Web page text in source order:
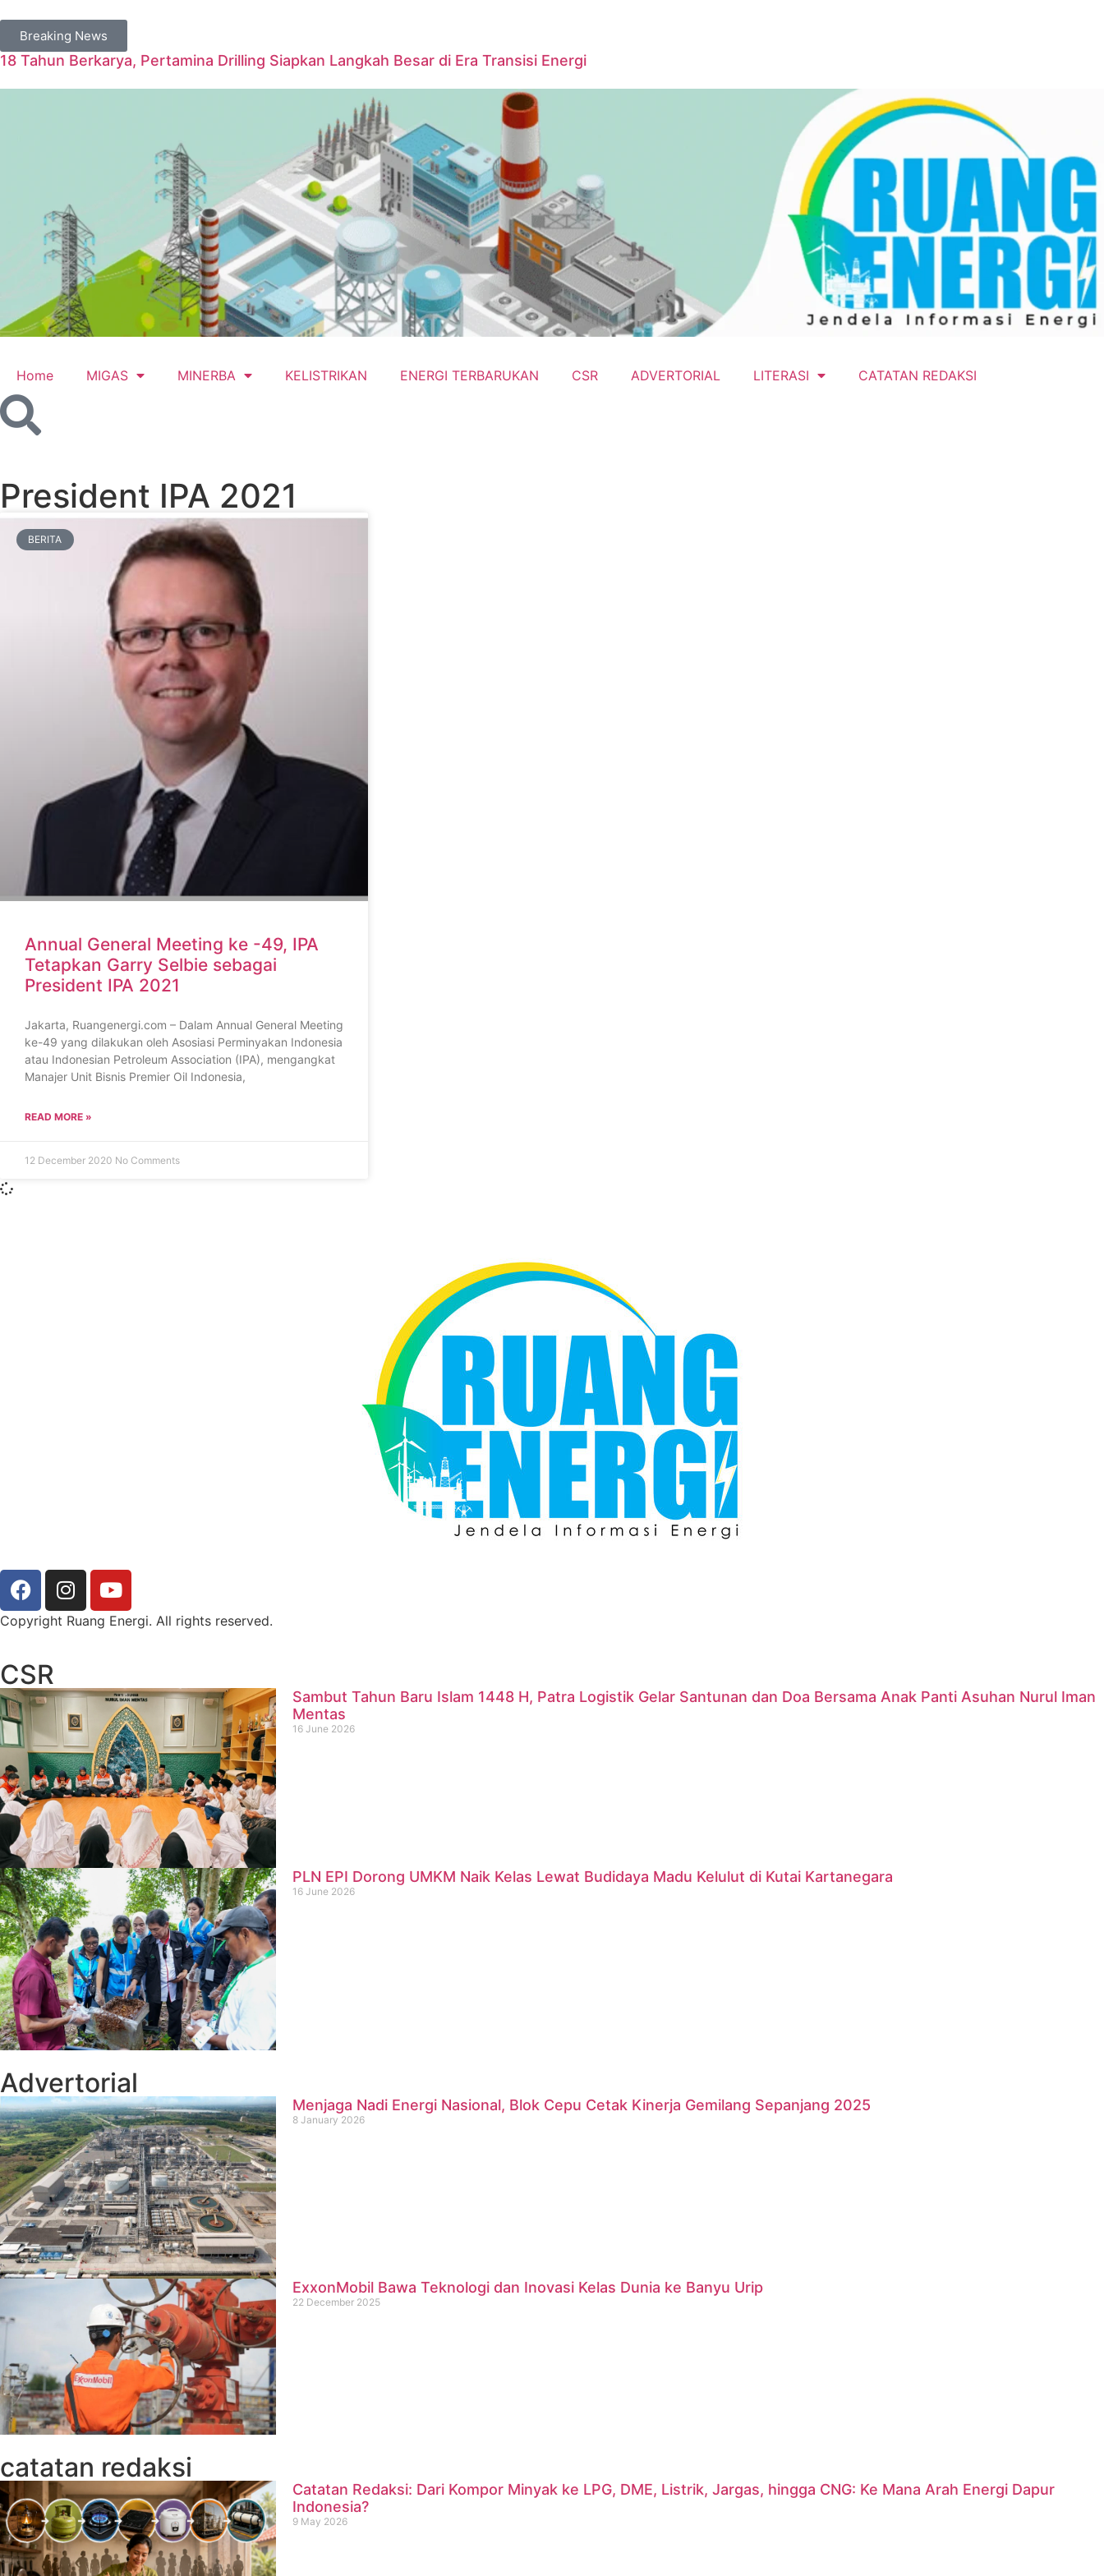
Breaking News
18 Tahun Berkarya, Pertamina Drilling Siapkan Langkah Besar di Era Transisi Energi
Home MIGAS MINERBA KELISTRIKAN ENERGI TERBARUKAN CSR ADVERTORIAL LITERASI CATATAN REDAKSI
President IPA 2021
BERITA
Annual General Meeting ke -49, IPA
Tetapkan Garry Selbie sebagai
President IPA 2021
Jakarta, Ruangenergi.com – Dalam Annual General Meeting
ke-49 yang dilakukan oleh Asosiasi Perminyakan Indonesia
atau Indonesian Petroleum Association (IPA), mengangkat
Manajer Unit Bisnis Premier Oil Indonesia,
READ MORE »
12 December 2020 No Comments
Copyright Ruang Energi. All rights reserved.
CSR
Sambut Tahun Baru Islam 1448 H, Patra Logistik Gelar Santunan dan Doa Bersama Anak Panti Asuhan Nurul Iman
Mentas
16 June 2026
PLN EPI Dorong UMKM Naik Kelas Lewat Budidaya Madu Kelulut di Kutai Kartanegara
16 June 2026
Advertorial
Menjaga Nadi Energi Nasional, Blok Cepu Cetak Kinerja Gemilang Sepanjang 2025
8 January 2026
ExxonMobil Bawa Teknologi dan Inovasi Kelas Dunia ke Banyu Urip
22 December 2025
catatan redaksi
Catatan Redaksi: Dari Kompor Minyak ke LPG, DME, Listrik, Jargas, hingga CNG: Ke Mana Arah Energi Dapur
Indonesia?
9 May 2026